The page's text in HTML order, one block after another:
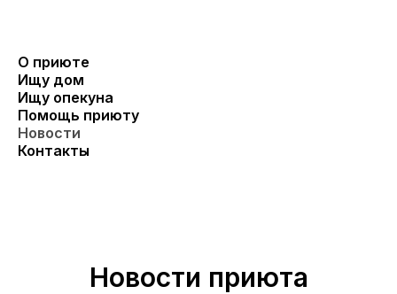
О приюте
Ищу дом
Ищу опекуна
Помощь приюту
Новости
Контакты
Новости приюта